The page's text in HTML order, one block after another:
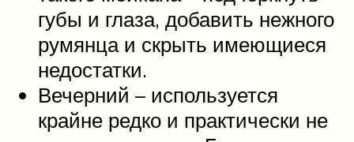
губы и глаза, добавить нежного
румянца и скрыть имеющиеся
недостатки.
Вечерний – используется
крайне редко и практически не